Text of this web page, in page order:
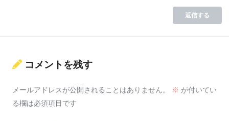
返信する
コメントを残す
メールアドレスが公開されることはありません。 ※ が付いてい
る欄は必須項目です